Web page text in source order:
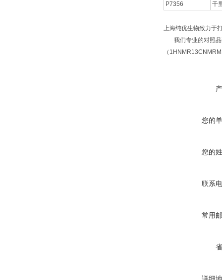
P7356
千
上海纯优生物致力于
我们专业的对照品
（
您的
您的
联系
常用